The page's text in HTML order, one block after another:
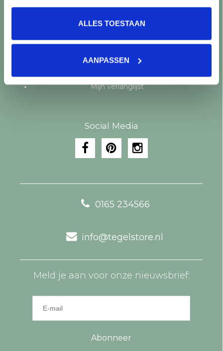
ALLES TOESTAAN
AANPASSEN
Mijn bestellingen
Mijn verlanglijst
Social Media
0165 234566
info@tegelstore.nl
Meld je aan voor onze nieuwsbrief:
Abonneer